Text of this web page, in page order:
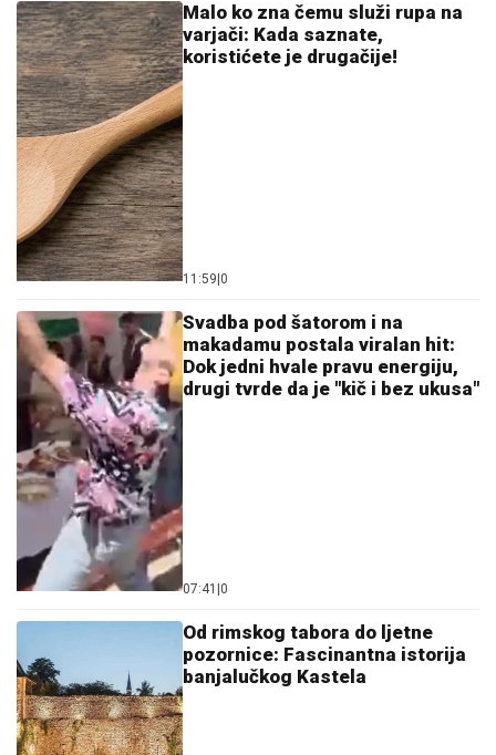
Malo ko zna čemu služi rupa na
varjači: Kada saznate,
koristićete je drugačije!
11:59 0
Svadba pod šatorom i na
makadamu postala viralan hit:
Dok jedni hvale pravu energiju,
drugi tvrde da je "kič i bez ukusa"
07:41 0
Od rimskog tabora do ljetne
pozornice: Fascinantna istorija
banjalučkog Kastela